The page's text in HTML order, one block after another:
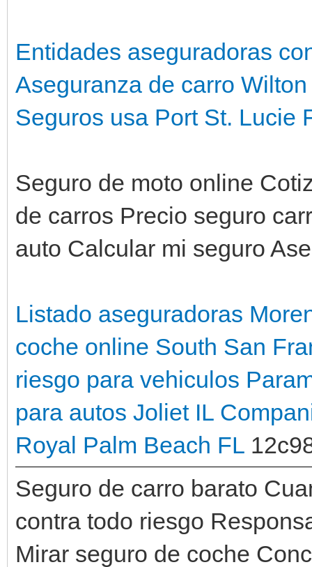
Entidades aseguradoras
Aseguranza de carro
Seguros usa Port St. Lucie
Seguro de moto online
de carros Precio seguro
auto Calcular mi seguro
Listado aseguradoras
coche online South San
riesgo para vehiculos
para autos Joliet IL
Royal Palm Beach FL
Seguro de carro barato
contra todo riesgo
Mirar seguro de coche